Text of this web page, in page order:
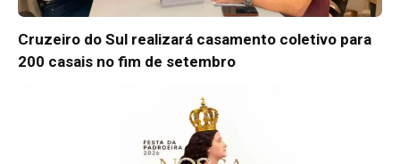
Cruzeiro do Sul realizará casamento coletivo para
200 casais no fim de setembro